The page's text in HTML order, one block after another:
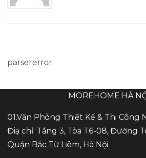
parsererror
MOREHOME HÀ
01.Văn Phòng Thiết Kế & Thi Công
Điạ chỉ: Tầng 3, Tòa T6-08, Đường
Quận Bắc Từ Liêm, Hà Nội